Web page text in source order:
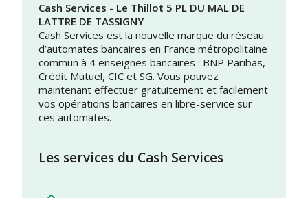
Cash Services - Le Thillot 5 PL DU MAL DE
LATTRE DE TASSIGNY
Cash Services est la nouvelle marque du réseau
d’automates bancaires en France métropolitaine
commun à 4 enseignes bancaires : BNP Paribas,
Crédit Mutuel, CIC et SG. Vous pouvez
maintenant effectuer gratuitement et facilement
vos opérations bancaires en libre-service sur
ces automates.
Les services du Cash Services